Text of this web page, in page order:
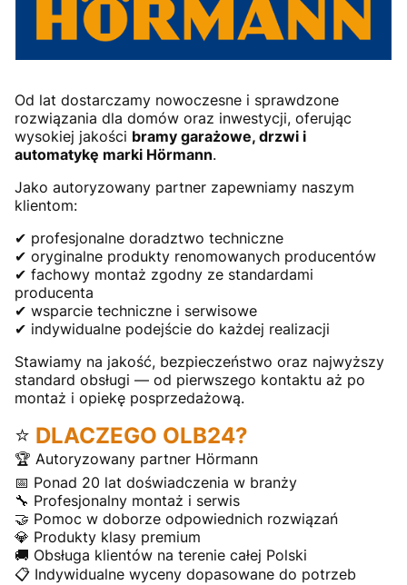
Od lat dostarczamy nowoczesne i sprawdzone
rozwiązania dla domów oraz inwestycji, oferując
wysokiej jakości bramy garażowe, drzwi i
automatykę marki Hörmann.
Jako autoryzowany partner zapewniamy naszym
klientom:
✔ profesjonalne doradztwo techniczne
✔ oryginalne produkty renomowanych producentów
✔ fachowy montaż zgodny ze standardami
producenta
✔ wsparcie techniczne i serwisowe
✔ indywidualne podejście do każdej realizacji
Stawiamy na jakość, bezpieczeństwo oraz najwyższy
standard obsługi — od pierwszego kontaktu aż po
montaż i opiekę posprzedażową.
⭐ DLACZEGO OLB24?
🏆 Autoryzowany partner Hörmann
📅 Ponad 20 lat doświadczenia w branży
🔧 Profesjonalny montaż i serwis
🤝 Pomoc w doborze odpowiednich rozwiązań
💎 Produkty klasy premium
🚚 Obsługa klientów na terenie całej Polski
📋 Indywidualne wyceny dopasowane do potrzeb